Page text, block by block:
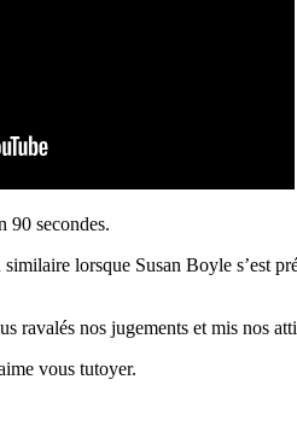
90 secondes.
lorsque Susan Boyle s’est
ravalés nos jugements et mis nos
vous tutoyer.